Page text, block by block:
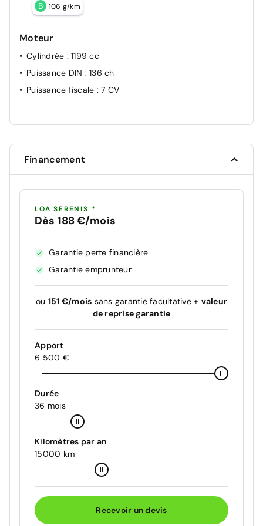
B 106 g/km
Moteur
Cylindrée : 1199 cc
Puissance DIN : 136 ch
Puissance fiscale : 7 CV
Financement
LOA SERENIS *
Dès 188 €/mois
Garantie perte financière
Garantie emprunteur
ou 151 €/mois sans garantie facultative + valeur
de reprise garantie
Apport
6 500 €
Durée
36 mois
Kilomètres par an
15000 km
Recevoir un devis